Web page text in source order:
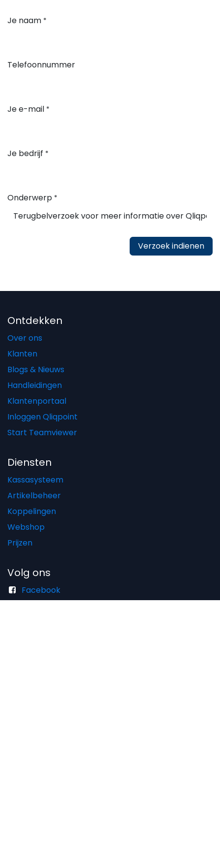
Je naam *
Telefoonnummer
Je e-mail *
Je bedrijf *
Onderwerp *
Verzoek indienen
Ontdekken
Over ons
Klanten
Blogs & Nieuws
Handleidingen
Klantenportaal
Inloggen Qliqpoint
Start Teamviewer
Diensten
Kassasysteem
Artikelbeheer
Koppelingen
Webshop
Prijzen
Volg ons
Facebook